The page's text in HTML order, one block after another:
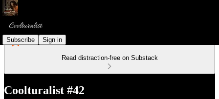
Subscribe Sign in
Read distraction-free on Substack
Coolturalist #42